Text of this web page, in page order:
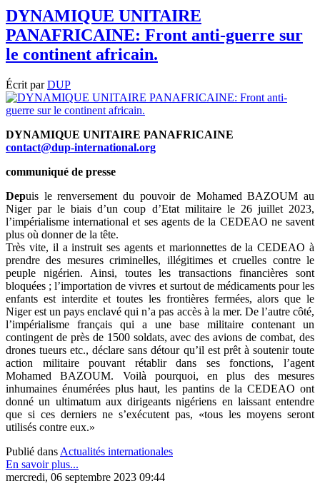
DYNAMIQUE UNITAIRE
PANAFRICAINE: Front anti-guerre sur
le continent africain.
Écrit parDUP
DYNAMIQUE UNITAIRE PANAFRICAINE
contact@dup-international.org
communiqué de presse
Depuis le renversement du pouvoir de Mohamed BAZOUM au
Niger par le biais d’un coup d’Etat militaire le 26 juillet 2023,
l’impérialisme international et ses agents de la CEDEAO ne savent
plus où donner de la tête.
Très vite, il a instruit ses agents et marionnettes de la CEDEAO à
prendre des mesures criminelles, illégitimes et cruelles contre le
peuple nigérien. Ainsi, toutes les transactions financières sont
bloquées ; l’importation de vivres et surtout de médicaments pour les
enfants est interdite et toutes les frontières fermées, alors que le
Niger est un pays enclavé qui n’a pas accès à la mer. De l’autre côté,
l’impérialisme français qui a une base militaire contenant un
contingent de près de 1500 soldats, avec des avions de combat, des
drones tueurs etc., déclare sans détour qu’il est prêt à soutenir toute
action militaire pouvant rétablir dans ses fonctions, l’agent
Mohamed BAZOUM. Voilà pourquoi, en plus des mesures
inhumaines énumérées plus haut, les pantins de la CEDEAO ont
donné un ultimatum aux dirigeants nigériens en laissant entendre
que si ces derniers ne s’exécutent pas, «tous les moyens seront
utilisés contre eux.»
Publié dans Actualités internationales
En savoir plus...
mercredi, 06 septembre 2023 09:44